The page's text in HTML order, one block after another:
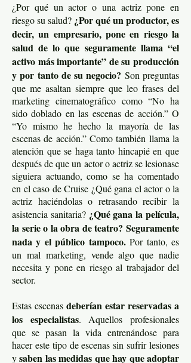
¿Por qué un actor o una actriz pone en
riesgo su salud? ¿Por qué un productor, es
decir, un empresario, pone en riesgo la
salud de lo que seguramente llama “el
activo más importante” de su producción
y por tanto de su negocio? Son preguntas
que me asaltan siempre que leo frases del
marketing cinematográfico como “No ha
sido doblado en las escenas de acción.” O
“Yo mismo he hecho la mayoría de las
escenas de acción.” Como también llama la
atención que se haga tanto hincapié en que
después de que un actor o actriz se lesionase
siguiera actuando, como se ha comentado
en el caso de Cruise ¿Qué gana el actor o la
actriz haciéndolas o retrasando recibir la
asistencia sanitaria? ¿Qué gana la película,
la serie o la obra de teatro? Seguramente
nada y el público tampoco.Por tanto, es
un mal marketing, vende algo que nadie
necesita y pone en riesgo al trabajador del
sector.
Estas escenas deberían estar reservadas a
los especialistas. Aquellos profesionales
que se pasan la vida entrenándose para
hacer este tipo de escenas sin sufrir lesiones
ysaben las medidas que hay que adoptar